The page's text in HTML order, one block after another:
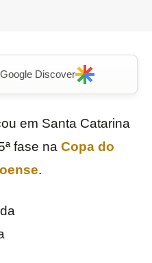
Discover
em Santa Catarina
fase na Copa do
.